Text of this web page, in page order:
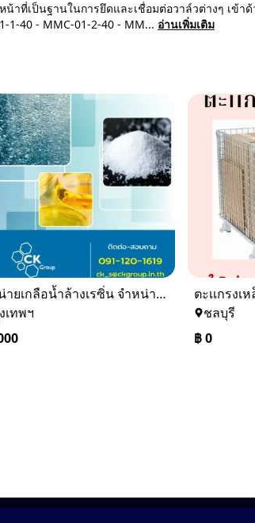
าที่เป็นฐานในการยึดและเชื่อมต่อวาล์วต่างๆ เข้า
1-40 - MMC-01-2-40 - MM... อ่านเพิ่มเติม
จำหน่ายเกลือน้ำล้างเรซิ่น จำหน่ายเกลือน้ำอุตสาหกรรม
เทพฯ
ตะเเกรงเ
ชลบุรี
฿0